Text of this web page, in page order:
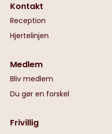
Kontakt
Reception
Hjertelinjen
Medlem
Bliv medlem
Du gør en forskel
Frivillig